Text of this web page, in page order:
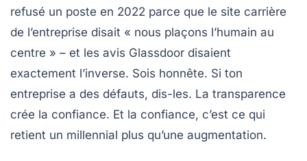
refusé un poste en 2022 parce que le site carrière
de l’entreprise disait « nous plaçons l’humain au
centre » – et les avis Glassdoor disaient
exactement l’inverse. Sois honnête. Si ton
entreprise a des défauts, dis-les. La transparence
crée la confiance. Et la confiance, c’est ce qui
retient un millennial plus qu’une augmentation.